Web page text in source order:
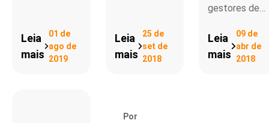
Leia
mais
01 de
ago de
2019
Leia
mais
25 de
set de
2018
gestores de…
Leia
mais
09 de
abr de
2018
Por